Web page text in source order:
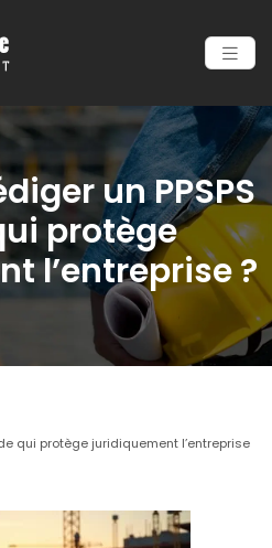
un PPSPS
protège
l’entreprise ?
qui protège juridiquement l’entreprise